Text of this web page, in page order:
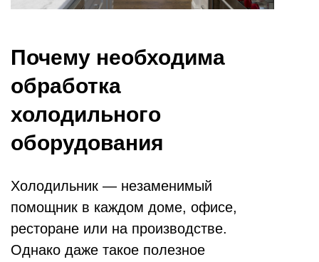
Почему необходима
обработка
холодильного
оборудования
Холодильник — незаменимый
помощник в каждом доме, офисе,
ресторане или на производстве.
Однако даже такое полезное